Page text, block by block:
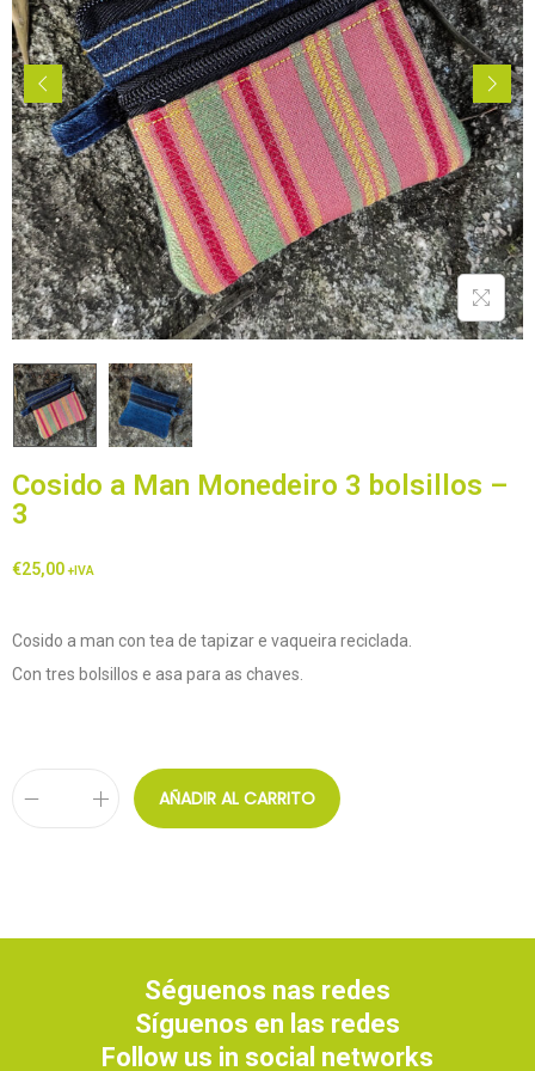
Cosido a Man Monedeiro 3 bolsillos –
3
€25,00 +IVA
Cosido a man con tea de tapizar e vaqueira reciclada.
Con tres bolsillos e asa para as chaves.
AÑADIR AL CARRITO
Séguenos nas redes
Síguenos en las redes
Follow us in social networks